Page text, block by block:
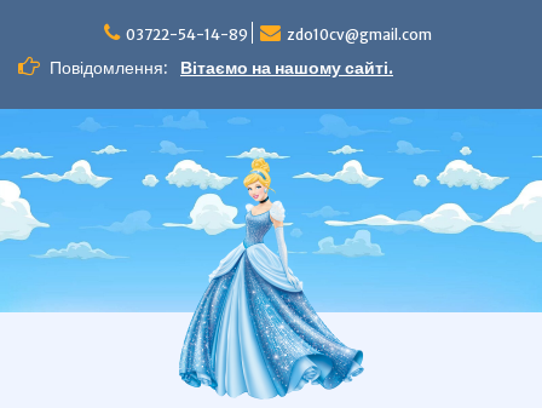
вмісту
03722-54-14-89 zdo10cv@gmail.com
Повідомлення: Вітаємо на нашому сайті.